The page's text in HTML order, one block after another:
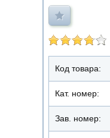
Код товара:
Кат. номер:
Зав. номер: